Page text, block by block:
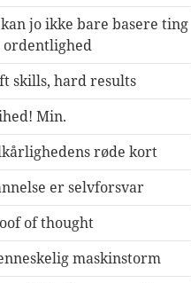
jo ikke bare basere ting
ordentlighed
skills, hard results
Min.
røde kort
er selvforsvar
of thought
maskinstorm